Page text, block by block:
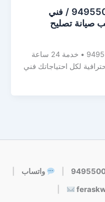
فني ستلايت الشامية / 94955007 / فني
صيانة تصليح
✦ فني ستلايت الشامية • 94955007 • خدمة 24 ساعة
لكل احتياجاتك فني
واتساب